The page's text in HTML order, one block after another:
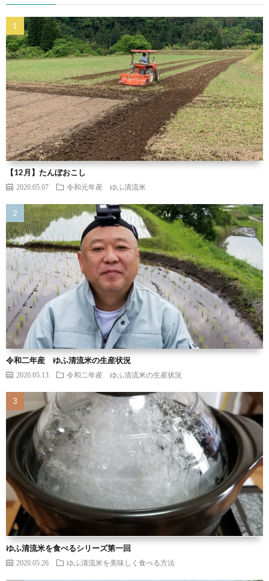
【12月】たんぼおこし
2020.05.07 令和元年産 ゆふ清流米
令和二年産 ゆふ清流米の生産状況
2020.05.13 令和二年産 ゆふ清流米の生産状況
ゆふ清流米を食べるシリーズ第一回
2020.05.26 ゆふ清流米を美味しく食べる方法